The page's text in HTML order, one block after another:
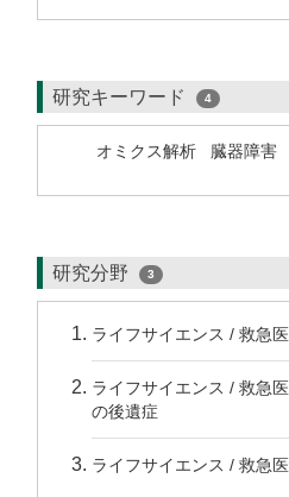
研究キーワード 4
オミクス解析 臓器障害
研究分野 3
ライフサイエンス / 救急
ライフサイエンス / 救急
の後遺症
ライフサイエンス / 救急